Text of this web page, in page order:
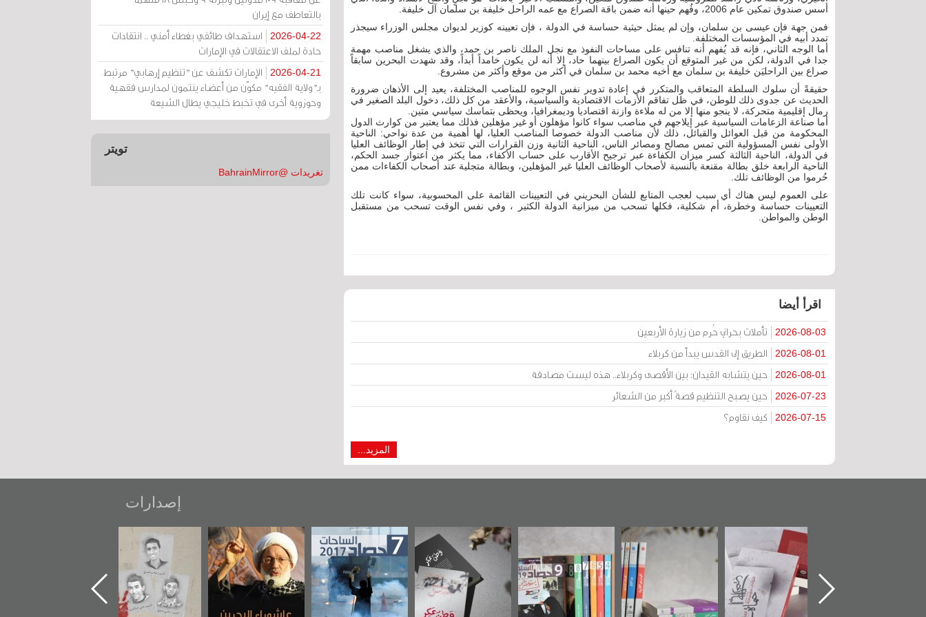
أسس صندوق تمكين عام 2006، وفُهم حينها أنه ضمن باقة الصراع مع عمه الراحل خليفة بن سلمان آل خليفة.
فمن جهة فإن عيسى بن سلمان، وإن لم يمثل حيثية حساسة في الدولة ، فإن تعيينه كوزير لديوان مجلس الوزراء سيجذر
تمدد أبيه في المؤسسات المختلفة.
أما الوجه الثاني، فإنه قد يُفهم أنه تنافس على مساحات النفوذ مع نجل الملك ناصر بن حمد، والذي يشغل مناصب مهمة
جدا في الدولة، لكن من غير المتوقع أن يكون الصراع بينهما حاد، إلا أنه لن يكون خامداً أبداً، وقد شهدت البحرين سابقاً
صراع بين الراحليَن خليفة بن سلمان مع أخيه محمد بن سلمان في أكثر من موقع وأكثر من مشروع.
حقيقةً أن سلوك السلطة المتعاقب والمتكرر في إعادة تدوير نفس الوجوه للمناصب المختلفة، يعيد إلى الأذهان ضرورة
الحديث عن جدوى ذلك للوطن، في ظل تفاقم الأزمات الاقتصادية والسياسية، والأعقد من كل ذلك، دخول البلد الصغير في
رمال إقليمية متحركة، لا ينجو منها إلا من له ملاءة وازنة اقتصاديا وديمغرافيا، ويحظى بتماسك سياسي متين.
أما صناعة الزعامات السياسية عبر إيلاجهم في مناصب سواء كانوا مؤهلون أو غير مؤهلين فذلك مما يعتبر من كوارث الدول
المحكومة من قبل العوائل والقبائل، ذلك لأن مناصب الدولة خصوصا المناصب العليا، لها أهمية من عدة نواحي: الناحية
الأولى نفس المسؤولية التي تمس مصالح ومصائر الناس، الناحية الثانية وزن القرارات التي تتخذ في إطار الوظائف العليا
في الدولة، الناحية الثالثة كسر ميزان الكفاءة عبر ترجيح الأقارب على حساب الأكفاء، مما يكثر من اعتوار جسد الحكم،
الناحية الرابعة خلق بطالة مقنعة بالنسبة لأصحاب الوظائف العليا غير المؤهلين، وبطالة متجلية عند أصحاب الكفاءات ممن
حُرموا من الوظائف تلك.
على العموم ليس هناك أي سبب لعجب المتابع للشأن البحريني في التعيينات القائمة على المحسوبية، سواء كانت تلك
التعيينات حساسة وخطرة، أم شكلية، فكلها تسحب من ميزانية الدولة الكثير ، وفي نفس الوقت تسحب من مستقبل
الوطن والمواطن.
اقرأ أيضا
2026-08-03 تأملات بحراني حُرم من زيارة الأربعين
2026-08-01 الطريق إلى القدس يبدأ من كربلاء
2026-08-01 حين يتشابه القيدان: بين الأقصى وكربلاء.. هذه ليست مصادفة
2026-07-23 حين يصبح التنظيم قصةً أكبر من الشعائر
2026-07-15 كيف نقاوم؟
المزيد...
بالتعاطف مع إيران
2026-04-22
استهداف طائفي بغطاء أمني .. انتقادات
حادة لملف الاعتقالات في الإمارات
2026-04-21
الإمارات تكشف عن "تنظيم إرهابي" مرتبط
بـ"ولاية الفقيه" مكوّن من أعضاء ينتمون لمدارس فقهية
وحوزوية أخرى في تخبط خليجي يطال الشيعة
تويتر
تغريدات @BahrainMirror
إصدارات
السهلاوي في ذكراه
"حماة الباب الأخير":
الإصدار الأول عن
اعتصام الدراز
وأحداث ساحة
الفداء لمركز أوال
تصنيف موضوعي
للوثائق البريطانية
يقدمه «مركز أوال»
في سلسلة من 5
كتب
تصدر حصاد
الساحات 2019
«وطن عكر» رواية
جديدة لمعتقل
عسكري تصدر عن
«مرآة البحرين»
حصاد 2017
عاشوراء البحرين...
ويكيليكس السفارة
الأمريكية
شهداء وطن